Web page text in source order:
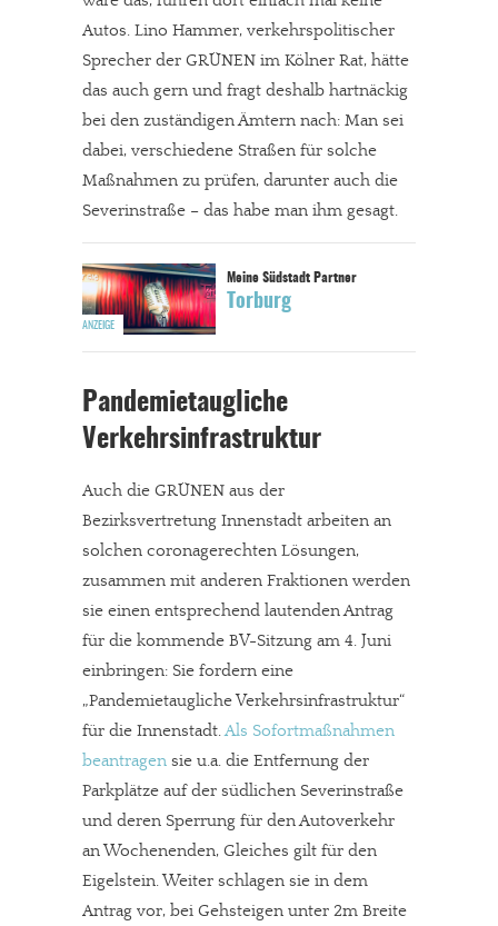
Autos. Lino Hammer, verkehrspolitischer
Sprecher der GRÜNEN im Kölner Rat, hätte
das auch gern und fragt deshalb hartnäckig
bei den zuständigen Ämtern nach: Man sei
dabei, verschiedene Straßen für solche
Maßnahmen zu prüfen, darunter auch die
Severinstraße – das habe man ihm gesagt.
Torburg
Pandemietaugliche
Verkehrsinfrastruktur
Auch die GRÜNEN aus der
Bezirksvertretung Innenstadt arbeiten an
solchen coronagerechten Lösungen,
zusammen mit anderen Fraktionen werden
sie einen entsprechend lautenden Antrag
für die kommende BV-Sitzung am 4. Juni
einbringen: Sie fordern eine
„Pandemietaugliche Verkehrsinfrastruktur“
für die Innenstadt.Als Sofortmaßnahmen
beantragen sie u.a. die Entfernung der
Parkplätze auf der südlichen Severinstraße
und deren Sperrung für den Autoverkehr
an Wochenenden, Gleiches gilt für den
Eigelstein. Weiter schlagen sie in dem
Antrag vor, bei Gehsteigen unter 2m Breite